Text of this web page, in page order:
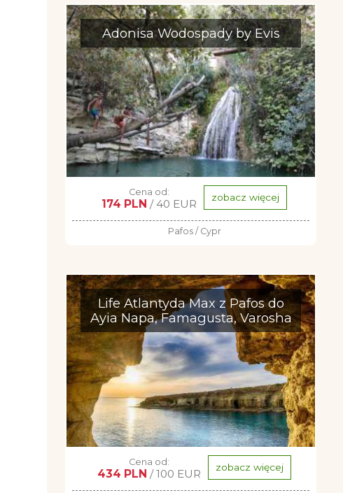
Adonisa Wodospady by Evis
Cena od:
174 PLN / 40 EUR zobacz więcej
Pafos / Cypr
Life Atlantyda Max z Pafos do
Ayia Napa, Famagusta, Varosha
Cena od:
434 PLN / 100 EUR zobacz więcej